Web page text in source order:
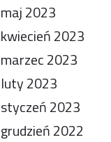
maj 2023
kwiecień 2023
marzec 2023
luty 2023
styczeń 2023
grudzień 2022